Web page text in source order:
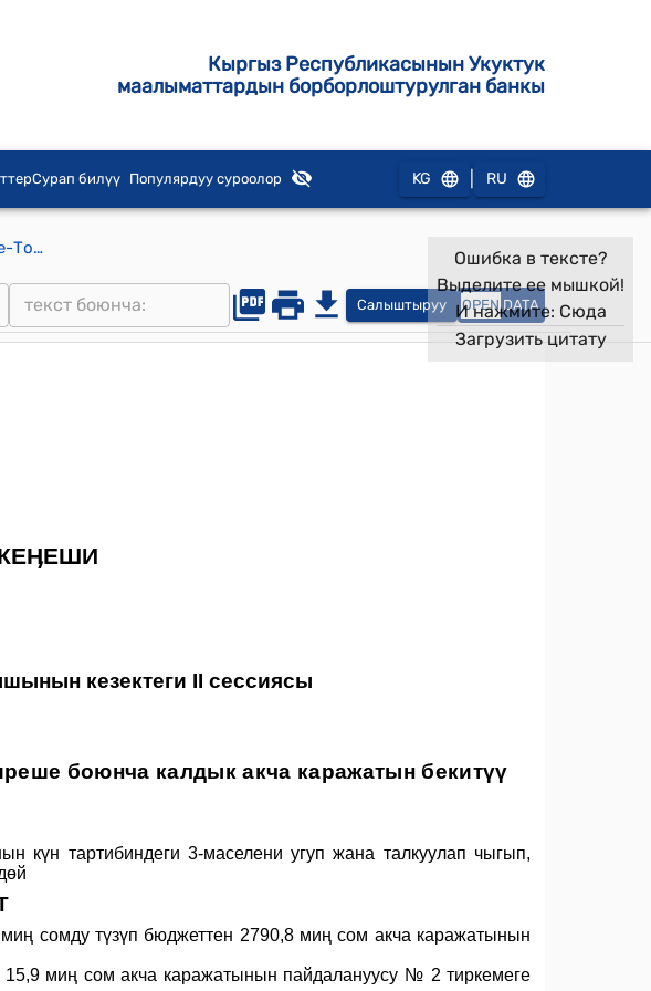
Кыргыз Республикасынын Укуктук
маалыматтардын борборлоштурулган банкы
Сурап билүү Популярдуу суроолор KG RU
Керме-Тоо айылдык кеңешинин 2025-жылдын 16-январындагы №2/4 "Керме-Тоо айыл өкмөтүнүн 2025-жылдын 1-январына карата киреше боюнча калдык акча каражатын бекитүү жөнүндө" токтому.
Салыштыруу OPEN DATA
Ошибка в тексте?
Выделите ее мышкой!
И нажмите: Сюда
Загрузить цитату